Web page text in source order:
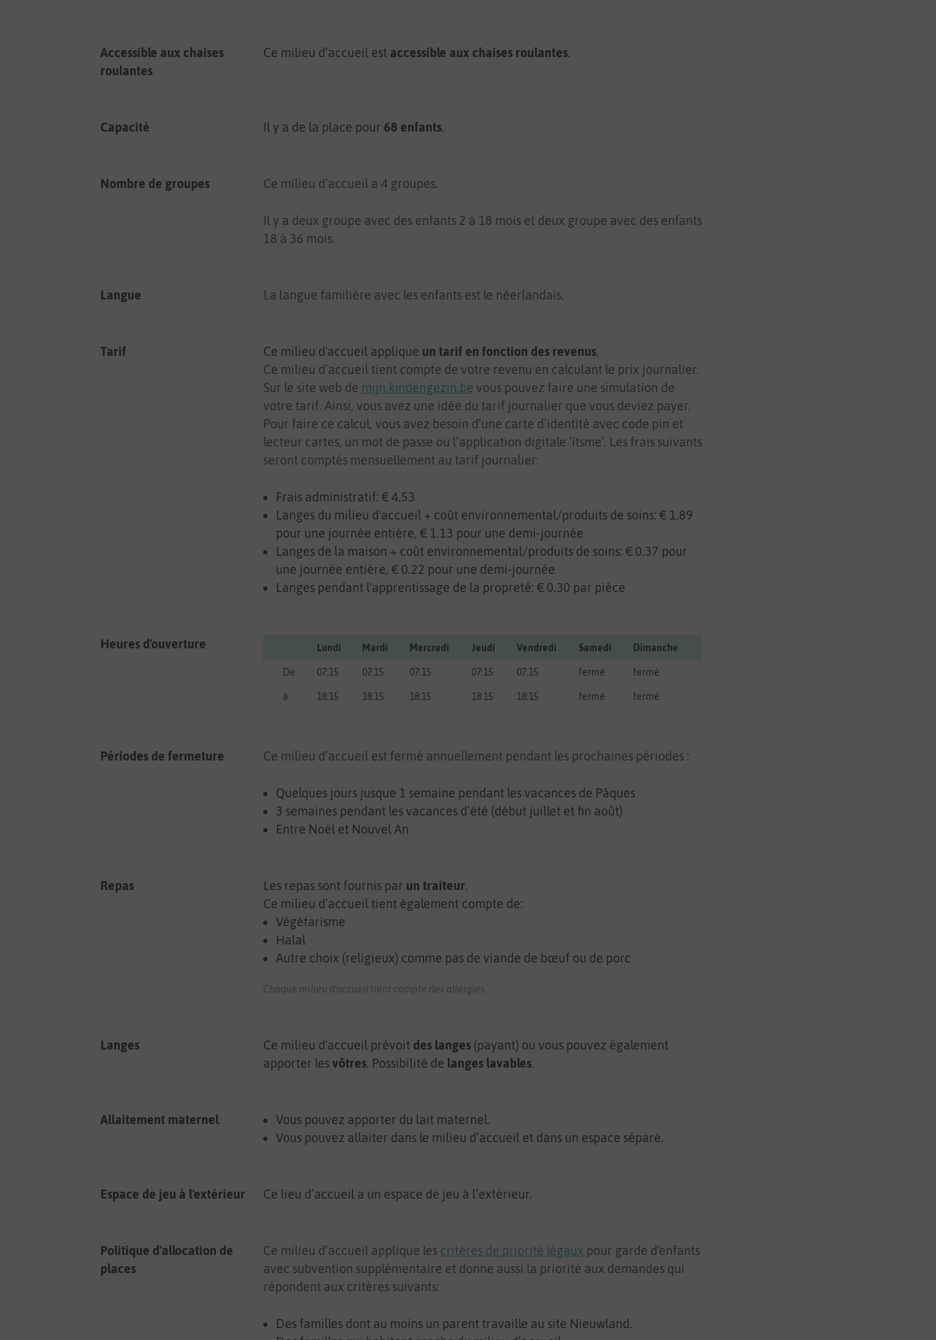
Accessible aux chaises
roulantes
Ce milieu d’accueil est accessible aux chaises roulantes.
Capacité Il y a de la place pour 68 enfants.
Nombre de groupes Ce milieu d’accueil a 4 groupes.
Il y a deux groupe avec des enfants 2 à 18 mois et deux groupe avec des enfants
18 à 36 mois.
Langue La langue familière avec les enfants est le néerlandais.
Tarif Ce milieu d'accueil applique un tarif en fonction des revenus.
Ce milieu d’accueil tient compte de votre revenu en calculant le prix journalier.
Sur le site web de mijn.kindengezin.be vous pouvez faire une simulation de
votre tarif. Ainsi, vous avez une idée du tarif journalier que vous deviez payer.
Pour faire ce calcul, vous avez besoin d’une carte d’identité avec code pin et
lecteur cartes, un mot de passe ou l’application digitale ‘itsme’. Les frais suivants
seront comptés mensuellement au tarif journalier:
Frais administratif: € 4.53
Langes du milieu d'accueil + coût environnemental/produits de soins: € 1.89
pour une journée entière, € 1.13 pour une demi-journée
Langes de la maison + coût environnemental/produits de soins: € 0.37 pour
une journée entière, € 0.22 pour une demi-journée
Langes pendant l'apprentissage de la propreté: € 0.30 par pièce
Heures d'ouverture Lundi Mardi Mercredi Jeudi Vendredi Samedi Dimanche
De 07:15 07:15 07:15 07:15 07:15 fermé fermé
à 18:15 18:15 18:15 18:15 18:15 fermé fermé
Périodes de fermeture Ce milieu d’accueil est fermé annuellement pendant les prochaines périodes :
Quelques jours jusque 1 semaine pendant les vacances de Pâques
3 semaines pendant les vacances d’été (début juillet et fin août)
Entre Noël et Nouvel An
Repas Les repas sont fournis par un traiteur.
Ce milieu d’accueil tient également compte de:
Végétarisme
Halal
Autre choix (religieux) comme pas de viande de bœuf ou de porc
Chaque milieu d'accueil tient compte des allergies.
Langes Ce milieu d'accueil prévoit des langes (payant) ou vous pouvez également
apporter lesvôtres. Possibilité de langes lavables.
Allaitement maternel
Vous pouvez apporter du lait maternel.
Vous pouvez allaiter dans le milieu d’accueil et dans un espace séparé.
Espace de jeu à l'extérieur Ce lieu d’accueil a un espace de jeu à l’extérieur.
Politique d'allocation de
places
Ce milieu d’accueil applique les critères de priorité légaux pour garde d'enfants
avec subvention supplémentaire et donne aussi la priorité aux demandes qui
répondent aux critères suivants:
Des familles dont au moins un parent travaille au site Nieuwland.